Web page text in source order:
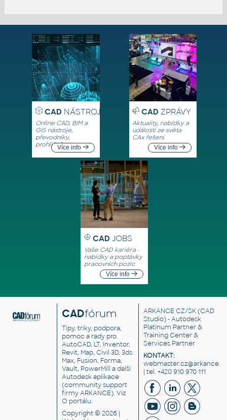
CADNÁSTROJE
Online CAD, BIM a
GIS nástroje,
převodníky,
prohlížečeVíce info
CADZPRÁVY
Aktuality, nabídky a
události ze světa
CAx řešení
Více info
CAD JOBS
Vaše CAD kariéra -
nabídky a poptávky
pracovních pozic
Více info
CADfórum
Tipy, triky, podpora,
pomoc a rady pro
AutoCAD, LT, Inventor,
Revit, Map, Civil 3D, 3ds
Max, Fusion, Forma,
Vault, PowerMill a další
Autodesk aplikace
(community support
firmy ARKANCE). Viz
O portálu.
Copyright © 2026 |
ARKANCE CZ/SK(CAD
Studio) - Autodesk
Platinum Partner &
Training Center &
Services Partner
KONTAKT:
| tel. +420 910 970 111